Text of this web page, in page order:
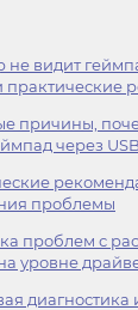
не видит
практические
причины,
через USB
проблемы
проблем с
уровне
диагностика